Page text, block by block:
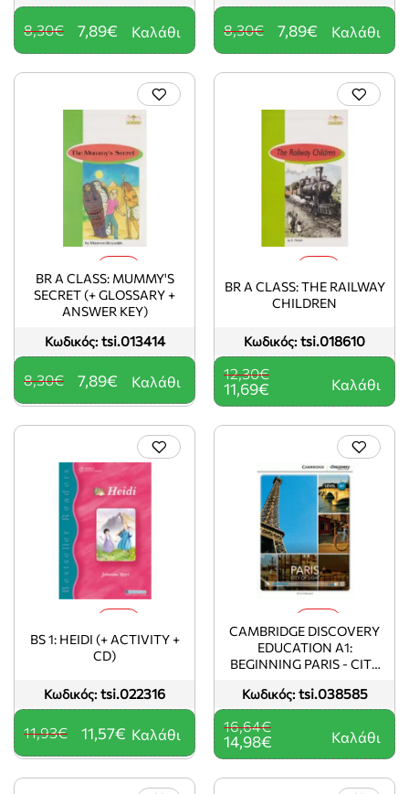
7,89€
8,30€ Καλάθι 7,89€
8,30€ Καλάθι
Κωδικός: tsi.013414
BR A CLASS: MUMMY'S
SECRET (+ GLOSSARY +
ANSWER KEY)
7,89€
8,30€ Καλάθι
Κωδικός: tsi.018610
BR A CLASS: THE RAILWAY
CHILDREN
11,69€
12,30€
Καλάθι
Κωδικός: tsi.022316
BS 1: HEIDI (+ ACTIVITY +
CD)
11,57€
11,93€ Καλάθι
Κωδικός: tsi.038585
CAMBRIDGE DISCOVERY
EDUCATION A1:
BEGINNING PARIS - CITY
ACCESS)
14,98€
16,64€
Καλάθι